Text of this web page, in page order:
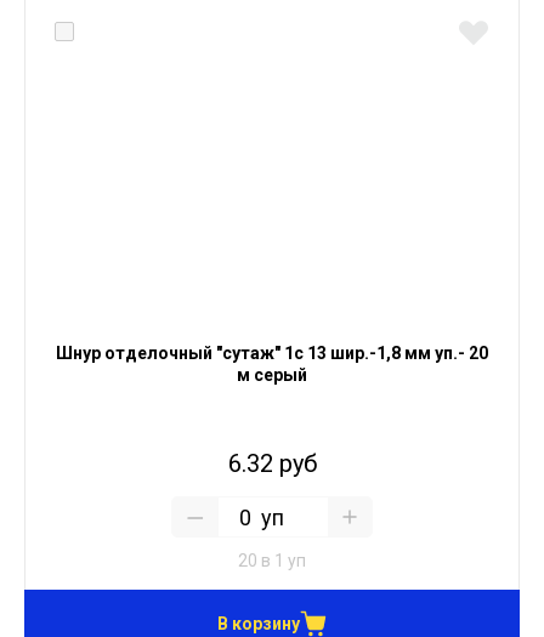
Шнур отделочный "сутаж" 1с 13 шир.-1,8 мм уп.- 20
м серый
6.32 руб
уп
20 в 1 уп
В корзину